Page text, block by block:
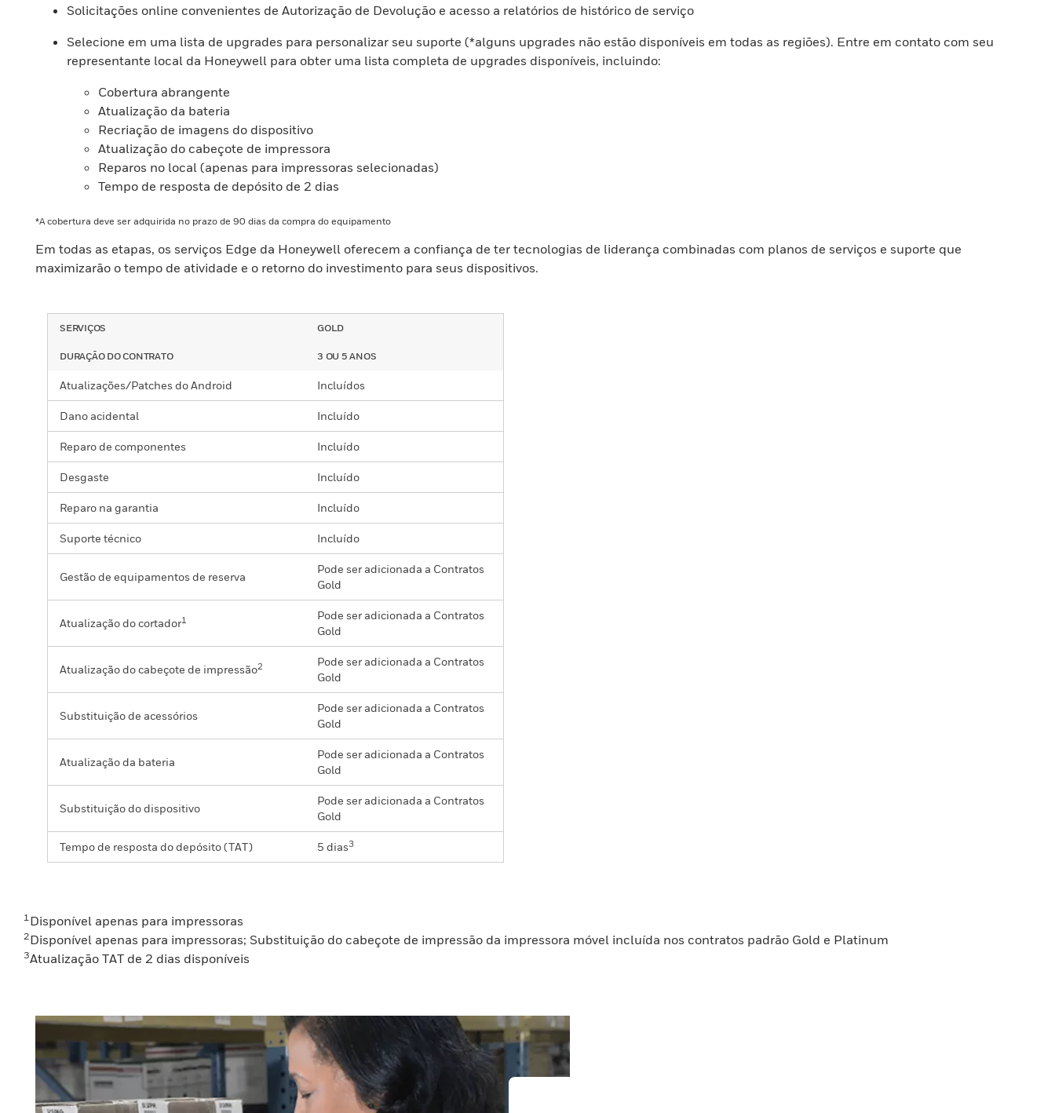
Solicitações online convenientes de Autorização de Devolução e acesso a relatórios de histórico de serviço
Selecione em uma lista de upgrades para personalizar seu suporte (*alguns upgrades não estão disponíveis em todas as regiões). Entre em contato com seu
representante local da Honeywell para obter uma lista completa de upgrades disponíveis, incluindo:
Cobertura abrangente
Atualização da bateria
Recriação de imagens do dispositivo
Atualização do cabeçote de impressora
Reparos no local (apenas para impressoras selecionadas)
Tempo de resposta de depósito de 2 dias
*A cobertura deve ser adquirida no prazo de 90 dias da compra do equipamento
Em todas as etapas, os serviços Edge da Honeywell oferecem a confiança de ter tecnologias de liderança combinadas com planos de serviços e suporte que
maximizarão o tempo de atividade e o retorno do investimento para seus dispositivos.
SERVIÇOS GOLD
DURAÇÃO DO CONTRATO 3 OU 5 ANOS
Atualizações/Patches do Android Incluídos
Dano acidental Incluído
Reparo de componentes Incluído
Desgaste Incluído
Reparo na garantia Incluído
Suporte técnico Incluído
Gestão de equipamentos de reserva
Pode ser adicionada a Contratos
Gold
Atualização do cortador1
Pode ser adicionada a Contratos
Gold
Atualização do cabeçote de impressão2
Pode ser adicionada a Contratos
Gold
Substituição de acessórios
Pode ser adicionada a Contratos
Gold
Atualização da bateria
Pode ser adicionada a Contratos
Gold
Substituição do dispositivo
Pode ser adicionada a Contratos
Gold
Tempo de resposta do depósito (TAT) 5 dias3
1Disponível apenas para impressoras
2Disponível apenas para impressoras; Substituição do cabeçote de impressão da impressora móvel incluída nos contratos padrão Gold e Platinum
3Atualização TAT de 2 dias disponíveis